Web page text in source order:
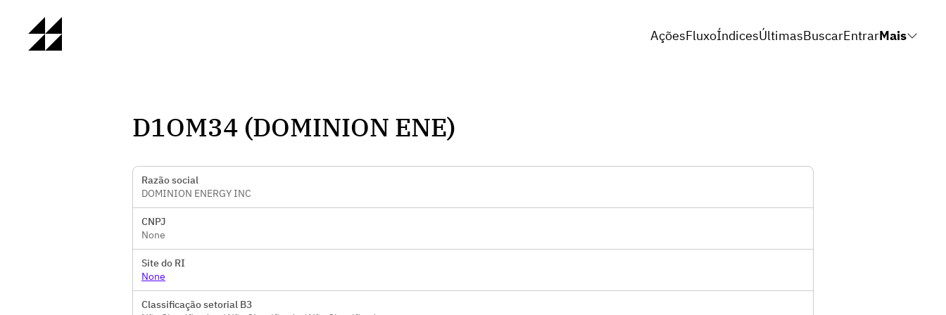
AçõesFluxoÍndicesÚltimasBuscarEntrarMais
D1OM34 (DOMINION ENE)
Razão social
DOMINION ENERGY INC
CNPJ
None
Site do RI
None
Classificação setorial B3